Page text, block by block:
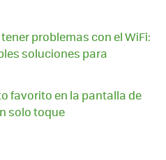
problemas con el WiFi:
soluciones para
favorito en la pantalla de
solo toque